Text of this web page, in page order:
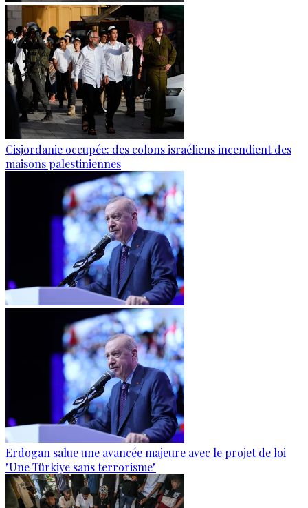
Cisjordanie occupée: des colons israéliens incendient des
maisons palestiniennes
Erdogan salue une avancée majeure avec le projet de loi
"Une Türkiye sans terrorisme"